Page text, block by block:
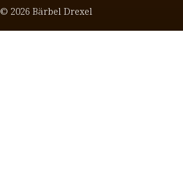
© 2026 Bärbel Drexel